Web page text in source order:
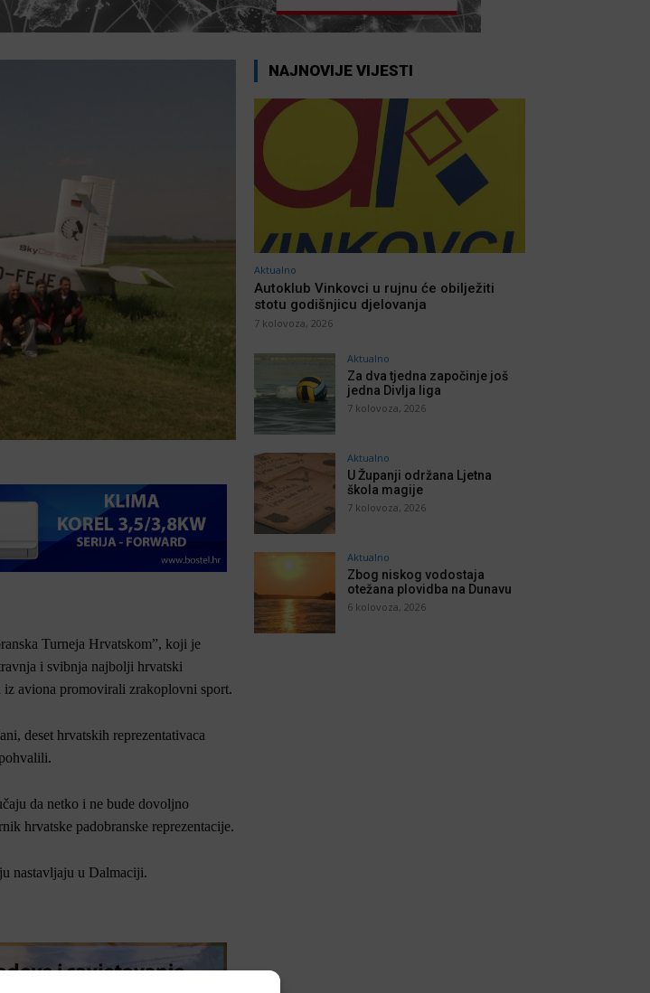
Turneja Hrvatskom”, koji je
i svibnja najbolji hrvatski
aviona promovirali zrakoplovni sport.
deset hrvatskih reprezentativaca
da netko i ne bude dovoljno
hrvatske padobranske reprezentacije.
nastavljaju u Dalmaciji.
NAJNOVIJE VIJESTI
Aktualno
Autoklub Vinkovci u rujnu će obilježiti
stotu godišnjicu djelovanja
7 kolovoza, 2026
Aktualno
Za dva tjedna započinje još
jedna Divlja liga
7 kolovoza, 2026
Aktualno
U Županji održana Ljetna
škola magije
7 kolovoza, 2026
Aktualno
Zbog niskog vodostaja
otežana plovidba na Dunavu
6 kolovoza, 2026